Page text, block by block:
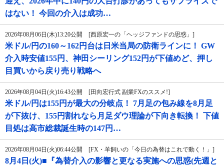
はない！ 今回の介入は成功…
2026年08月06日(木)13:20公開 [西原宏一の「ヘッジファンドの思惑」]
米ドル/円の160～162円台は日米当局の防衛ラインに！ GW
介入時安値155円、神田シーリング152円が下値めど、押し
目買いから戻り売り戦略へ
2026年08月04日(火)16:43公開 [田向宏行式 副業FXのススメ!]
米ドル/円は155円が最大の分岐点！ 7月足の包み線を8月足
が下抜け、155円割れなら月足ダウ理論が下向き転換！ 下値
目処は高市総裁誕生時の147円…
2026年08月04日(火)06:44公開 [FX・羊飼いの「今日の為替はこれで動く！」]
8月4日(火)■『為替介入の影響と更なる実施への思惑(先週と